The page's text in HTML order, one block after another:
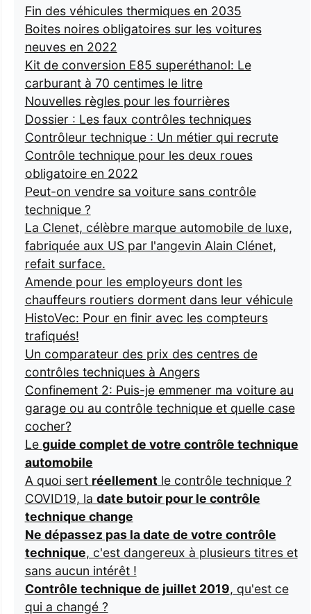
Fin des véhicules thermiques en 2035
Boites noires obligatoires sur les voitures
neuves en 2022
Kit de conversion E85 superéthanol: Le
carburant à 70 centimes le litre
Nouvelles règles pour les fourrières
Dossier : Les faux contrôles techniques
Contrôleur technique : Un métier qui recrute
Contrôle technique pour les deux roues
obligatoire en 2022
Peut-on vendre sa voiture sans contrôle
technique ?
La Clenet, célèbre marque automobile de luxe,
fabriquée aux US par l'angevin Alain Clénet,
refait surface.
Amende pour les employeurs dont les
chauffeurs routiers dorment dans leur véhicule
HistoVec: Pour en finir avec les compteurs
trafiqués!
Un comparateur des prix des centres de
contrôles techniques à Angers
Confinement 2: Puis-je emmener ma voiture au
garage ou au contrôle technique et quelle case
cocher?
Le guide complet de votre contrôle technique
automobile
A quoi sert réellementle contrôle technique ?
COVID19, la date butoir pour le contrôle
technique change
Ne dépassez pas la date de votre contrôle
technique, c'est dangereux à plusieurs titres et
sans aucun intérêt !
Contrôle technique de juillet 2019, qu'est ce
qui a changé ?